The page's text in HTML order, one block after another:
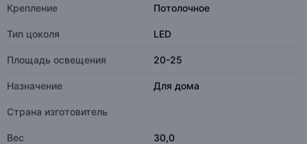
Крепление Потолочное
Тип цоколя LED
Площадь освещения 20-25
Назначение Для дома
Страна изготовитель
Вес 30,0